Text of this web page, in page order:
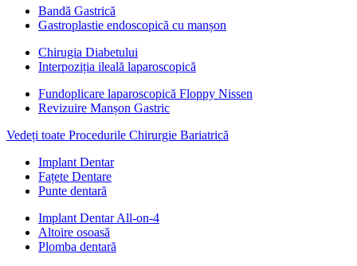
Bandă Gastrică
Gastroplastie endoscopică cu manșon
Chirugia Diabetului
Interpoziția ileală laparoscopică
Fundoplicare laparoscopică Floppy Nissen
Revizuire Manșon Gastric
Vedeți toate Procedurile Chirurgie Bariatrică
Implant Dentar
Fațete Dentare
Punte dentară
Implant Dentar All-on-4
Altoire osoasă
Plomba dentară